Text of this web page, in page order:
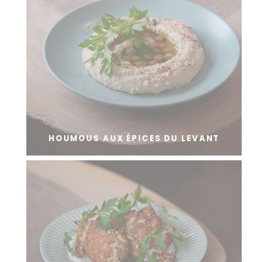
HOUMOUS AUX ÉPICES DU LEVANT